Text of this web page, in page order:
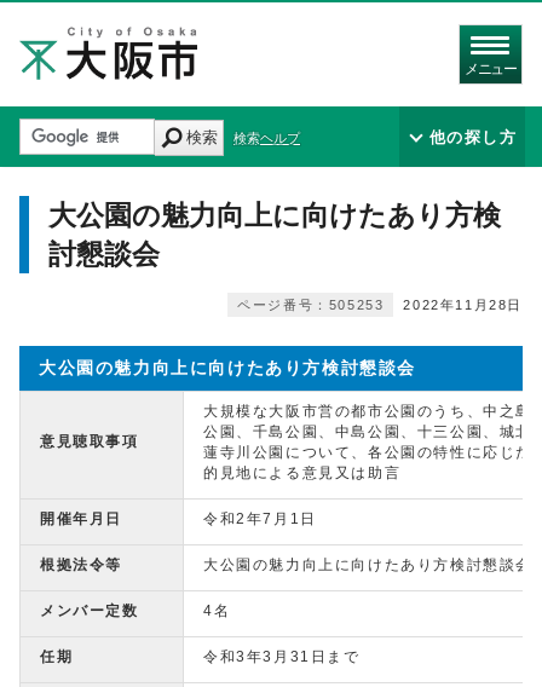
メニュー
検索 検索ヘルプ 他の探し方
大公園の魅力向上に向けたあり方検
討懇談会
2022年11月28日
ページ番号：505253
大公園の魅力向上に向けたあり方検討懇談会
意見聴取事項
大規模な大阪市営の都市公園のうち、中之島
公園、千島公園、中島公園、十三公園、城北
蓮寺川公園について、各公園の特性に応じた
的見地による意見又は助言
開催年月日 令和2年7月1日
根拠法令等 大公園の魅力向上に向けたあり方検討懇談会
メンバー定数 4名
任期 令和3年3月31日まで